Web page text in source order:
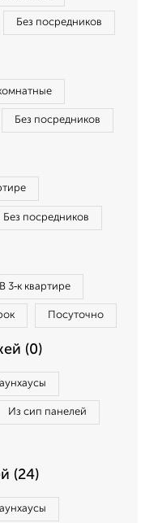
Без посредников
Без посредников
Без посредников
В 3‑к квартире
Посуточно
(0)
Из сип панелей
(24)